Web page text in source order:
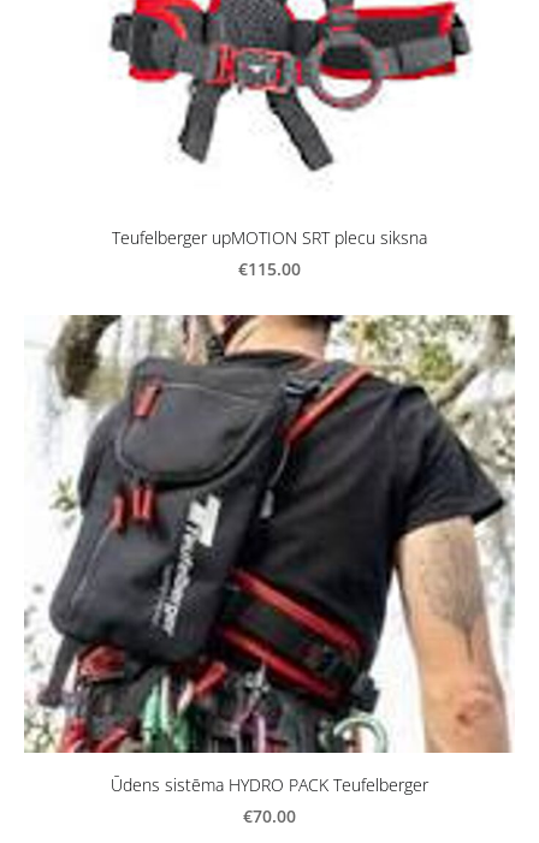
Teufelberger upMOTION SRT plecu siksna
€115.00
Ūdens sistēma HYDRO PACK Teufelberger
€70.00